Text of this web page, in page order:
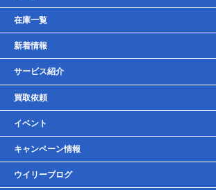
在庫一覧
新着情報
サービス紹介
レンタルバイク
車検・点検・整備
貸しガレージ
買取依頼
イベント
キャンペーン情報
ウイリーブログ